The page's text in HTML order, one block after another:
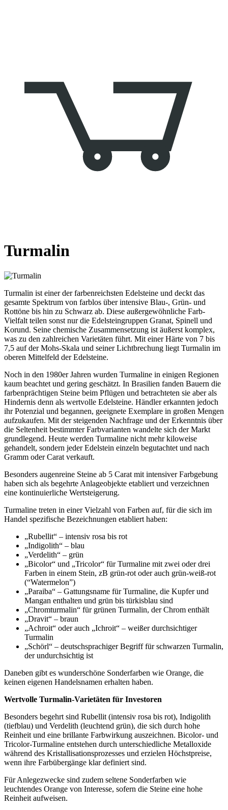
Turmalin
Turmalin ist einer der farbenreichsten Edelsteine und deckt das
gesamte Spektrum von farblos über intensive Blau-, Grün- und
Rottöne bis hin zu Schwarz ab. Diese außergewöhnliche Farb-
Vielfalt teilen sonst nur die Edelsteingruppen Granat, Spinell und
Korund. Seine chemische Zusammensetzung ist äußerst komplex,
was zu den zahlreichen Varietäten führt. Mit einer Härte von 7 bis
7,5 auf der Mohs-Skala und seiner Lichtbrechung liegt Turmalin im
oberen Mittelfeld der Edelsteine.
Noch in den 1980er Jahren wurden Turmaline in einigen Regionen
kaum beachtet und gering geschätzt. In Brasilien fanden Bauern die
farbenprächtigen Steine beim Pflügen und betrachteten sie aber als
Hindernis denn als wertvolle Edelsteine. Händler erkannten jedoch
ihr Potenzial und begannen, geeignete Exemplare in großen Mengen
aufzukaufen. Mit der steigenden Nachfrage und der Erkenntnis über
die Seltenheit bestimmter Farbvarianten wandelte sich der Markt
grundlegend. Heute werden Turmaline nicht mehr kiloweise
gehandelt, sondern jeder Edelstein einzeln begutachtet und nach
Gramm oder Carat verkauft.
Besonders augenreine Steine ab 5 Carat mit intensiver Farbgebung
haben sich als begehrte Anlageobjekte etabliert und verzeichnen
eine kontinuierliche Wertsteigerung.
Turmaline treten in einer Vielzahl von Farben auf, für die sich im
Handel spezifische Bezeichnungen etabliert haben:
„Rubellit“ – intensiv rosa bis rot
„Indigolith“ – blau
„Verdelith“ – grün
„Bicolor“ und „Tricolor“ für Turmaline mit zwei oder drei
Farben in einem Stein, zB grün-rot oder auch grün-weiß-rot
(“Watermelon”)
„Paraiba“ – Gattungsname für Turmaline, die Kupfer und
Mangan enthalten und grün bis türkisblau sind
„Chromturmalin“ für grünen Turmalin, der Chrom enthält
„Dravit“ – braun
„Achroit“ oder auch „Ichroit“ – weißer durchsichtiger
Turmalin
„Schörl“ – deutschsprachiger Begriff für schwarzen Turmalin,
der undurchsichtig ist
Daneben gibt es wunderschöne Sonderfarben wie Orange, die
keinen eigenen Handelsnamen erhalten haben.
Wertvolle Turmalin-Varietäten für Investoren
Besonders begehrt sind Rubellit (intensiv rosa bis rot), Indigolith
(tiefblau) und Verdelith (leuchtend grün), die sich durch hohe
Reinheit und eine brillante Farbwirkung auszeichnen. Bicolor- und
Tricolor-Turmaline entstehen durch unterschiedliche Metalloxide
während des Kristallisationsprozesses und erzielen Höchstpreise,
wenn ihre Farbübergänge klar definiert sind.
Für Anlegezwecke sind zudem seltene Sonderfarben wie
leuchtendes Orange von Interesse, sofern die Steine eine hohe
Reinheit aufweisen.